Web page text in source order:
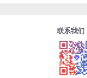
联系我们